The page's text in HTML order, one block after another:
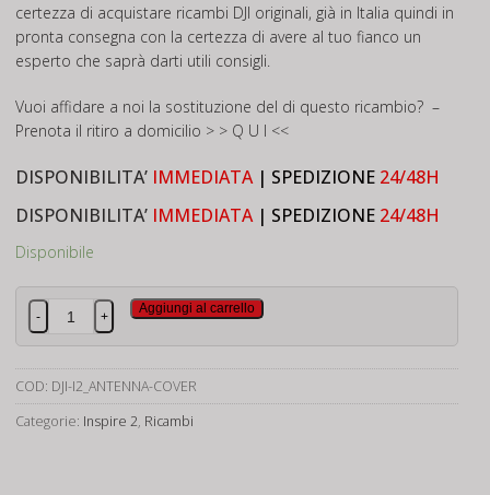
certezza di acquistare ricambi DJI originali, già in Italia quindi in
pronta consegna con la certezza di avere al tuo fianco un
esperto che saprà darti utili consigli.
Vuoi affidare a noi la sostituzione del di questo ricambio? –
Prenota il ritiro a domicilio > > Q U I <<
DISPONIBILITA’ IMMEDIATA | SPEDIZIONE 24/48H
DISPONIBILITA’ IMMEDIATA | SPEDIZIONE 24/48H
Disponibile
Dji
Inspire
Landing
Gear
Antenna
- +
Aggiungi al carrello
COD: DJI-I2_ANTENNA-COVER
Categorie: Inspire 2, Ricambi